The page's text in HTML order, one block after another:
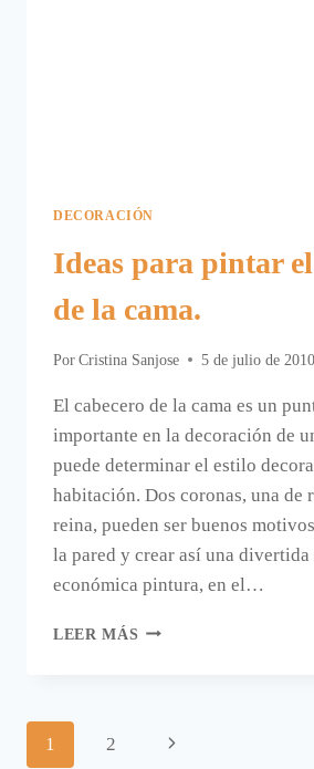
DECORACIÓN
Ideas para pintar el
de la cama.
Por Cristina Sanjose 5 de julio de 2010
El cabecero de la cama es un
importante en la decoración de
puede determinar el estilo
habitación. Dos coronas, una de
reina, pueden ser buenos
la pared y crear así una
económica pintura, en el…
LEER MÁS IDEAS
Navegación
1 2 Siguiente